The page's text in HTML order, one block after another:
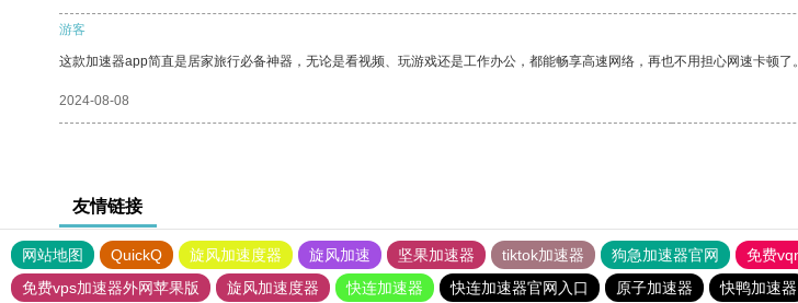
游客
这款加速器app简直是居家旅行必备神器，无论是看视频、玩游戏还是工作办公，都能畅享高速网络，再也不用担心网速卡顿
2024-08-08
友情链接
网站地图 QuickQ 旋风加速度器 旋风加速 坚果加速器 tiktok加速器 狗急加速器官网 免费
免费vps加速器外网苹果版
旋风加速度器 快连加速器 快连加速器官网入口 原子加速器 快鸭加速器